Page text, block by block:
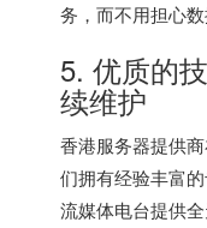
务，而不用担心数
5. 优质的
续维护
香港服务器提供
们拥有经验丰富
流媒体电台提供